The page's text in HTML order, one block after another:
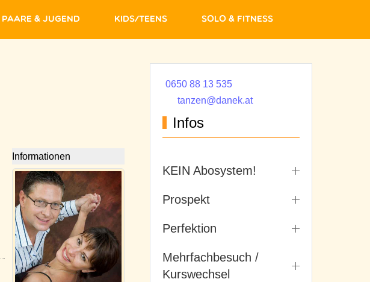
Paare & Jugend Kids/Teens Solo & Fitness
Informationen
0650 88 13 535
tanzen@danek.at
Infos
KEIN Abosystem!
Prospekt
Perfektion
Mehrfachbesuch /
Kurswechsel